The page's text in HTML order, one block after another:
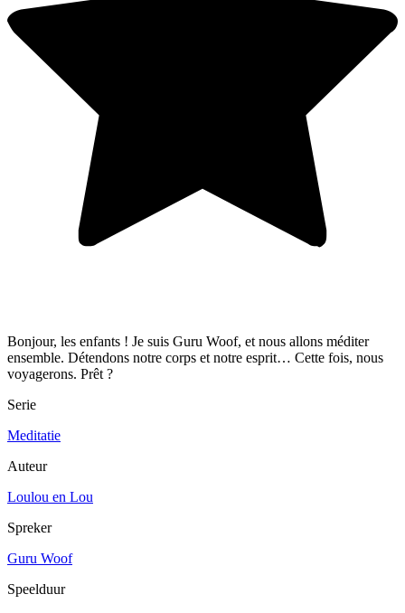
Bonjour, les enfants ! Je suis Guru Woof, et nous allons méditer
ensemble. Détendons notre corps et notre esprit… Cette fois, nous
voyagerons. Prêt ?
Serie
Meditatie
Auteur
Loulou en Lou
Spreker
Guru Woof
Speelduur